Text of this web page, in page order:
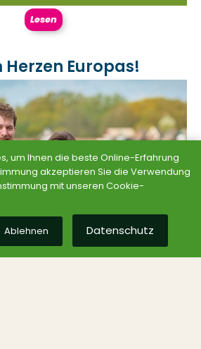
Lesen
Herzen Europas!
um Ihnen die beste Online-Erfahrung
akzeptieren Sie die Verwendung
mit unseren Cookie-
Ablehnen Datenschutz